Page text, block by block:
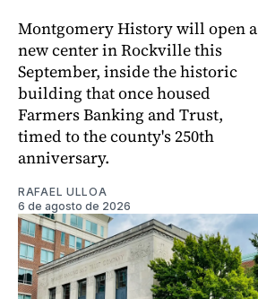
Montgomery History will open a
new center in Rockville this
September, inside the historic
building that once housed
Farmers Banking and Trust,
timed to the county's 250th
anniversary.
RAFAEL ULLOA
6 de agosto de 2026